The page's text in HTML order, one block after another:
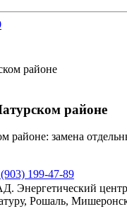
районе
замена
199-47-89
центр
Рошаль,